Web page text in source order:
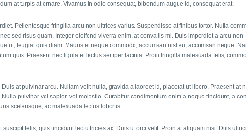
at turpis at ornare. Vivamus in odio consequat, bibendum augue id, consequat erat.
Pellentesque fringilla arcu non ultrices varius. Suspendisse at finibus tortor. Nulla
sed risus quam. Integer eleifend viverra enim, at convallis mi. Duis imperdiet a arcu non
ut, feugiat quis diam. Mauris et neque commodo, accumsan nisl eu, accumsan neque.
quis. Praesent nec ligula et lectus semper lacinia. Proin fringilla malesuada felis,
at pulvinar arcu. Nullam velit nulla, gravida a laoreet id, placerat ut libero. Praesent at
pulvinar vel sapien vel molestie. Curabitur condimentum enim a neque tincidunt, a
scelerisque, ac malesuada lectus lobortis.
felis, quis tincidunt leo ultricies ac. Duis ut orci velit. Proin at aliquam nisi. Duis